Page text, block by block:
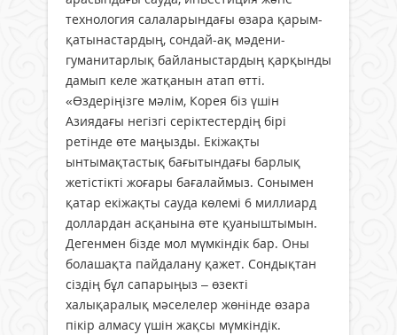
технология салаларындағы өзара қарым-
қатынастардың, сондай-ақ мәдени-
гуманитарлық байланыстардың қарқынды
дамып келе жатқанын атап өтті.
«Өздеріңізге мәлім, Корея біз үшін
Азиядағы негізгі серіктестердің бірі
ретінде өте маңызды. Екіжақты
ынтымақтастық бағытындағы барлық
жетістікті жоғары бағалаймыз. Сонымен
қатар екіжақты сауда көлемі 6 миллиард
доллардан асқанына өте қуаныштымын.
Дегенмен бізде мол мүмкіндік бар. Оны
болашақта пайдалану қажет. Сондықтан
сіздің бұл сапарыңыз – өзекті
халықаралық мәселелер жөнінде өзара
пікір алмасу үшін жақсы мүмкіндік.